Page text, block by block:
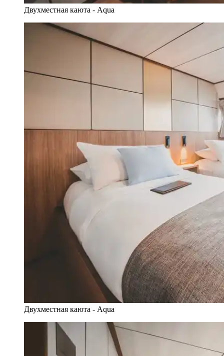
Двухместная каюта - Aqua
Двухместная каюта - Aqua